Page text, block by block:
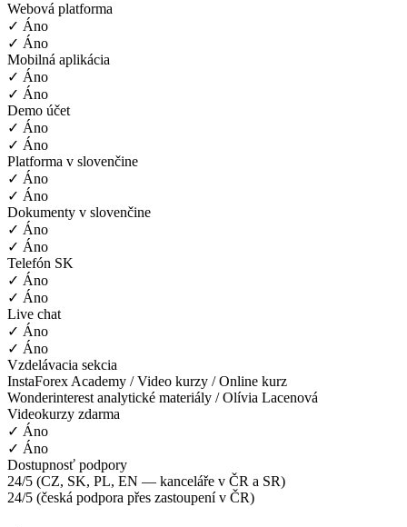
Webová platforma
✓ Áno
✓ Áno
Mobilná aplikácia
✓ Áno
✓ Áno
Demo účet
✓ Áno
✓ Áno
Platforma v slovenčine
✓ Áno
✓ Áno
Dokumenty v slovenčine
✓ Áno
✓ Áno
Telefón SK
✓ Áno
✓ Áno
Live chat
✓ Áno
✓ Áno
Vzdelávacia sekcia
InstaForex Academy / Video kurzy / Online kurz
Wonderinterest analytické materiály / Olívia Lacenová
Videokurzy zdarma
✓ Áno
✓ Áno
Dostupnosť podpory
24/5 (CZ, SK, PL, EN — kanceláře v ČR a SR)
24/5 (česká podpora přes zastoupení v ČR)